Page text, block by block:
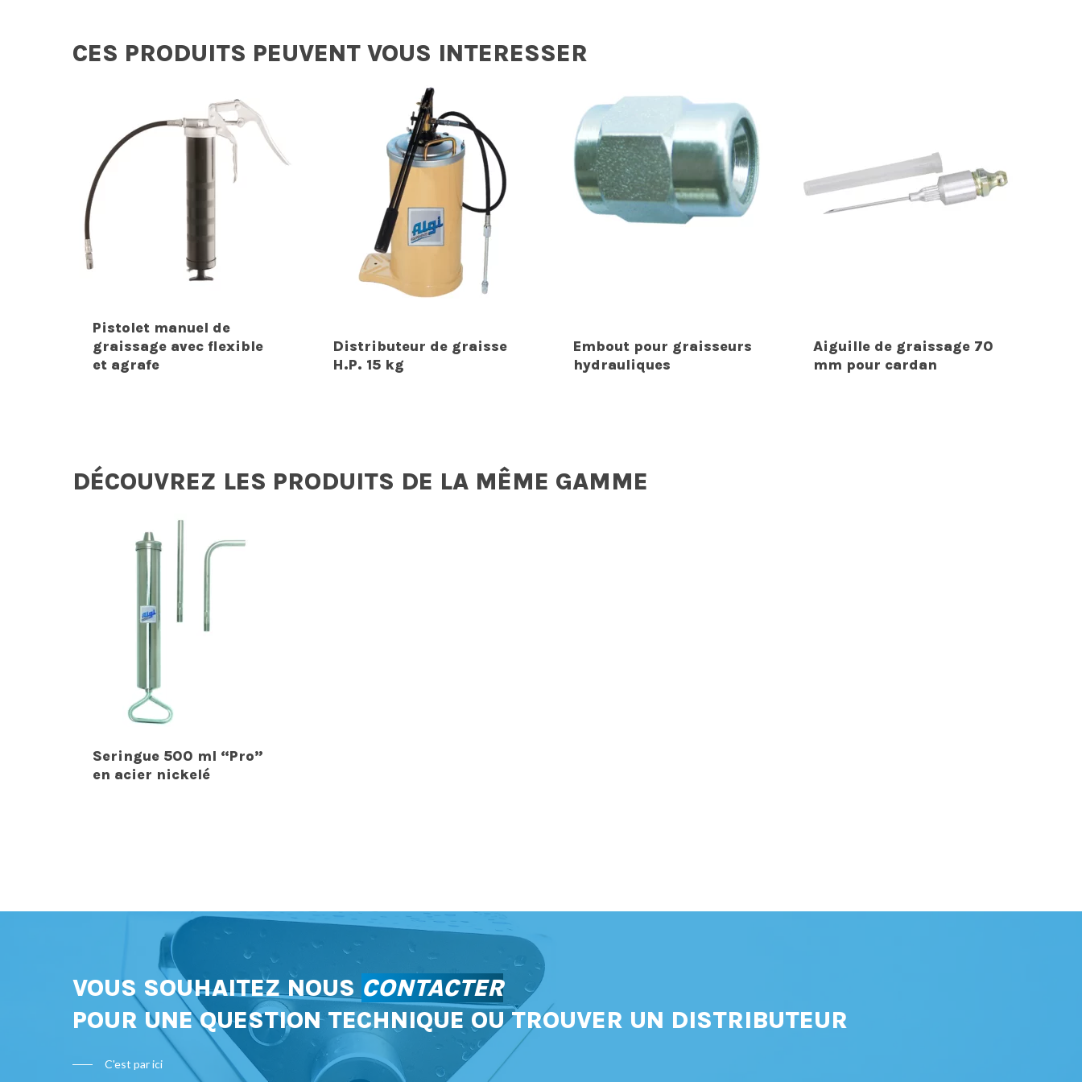
CES PRODUITS PEUVENT VOUS INTERESSER
Pistolet manuel de
graissage avec flexible
et agrafe
Distributeur de graisse
H.P. 15 kg
Embout pour graisseurs
hydrauliques
Aiguille de graissage 70
mm pour cardan
DÉCOUVREZ LES PRODUITS DE LA MÊME GAMME
Seringue 500 ml “Pro”
en acier nickelé
VOUS SOUHAITEZ NOUS CONTACTER
POUR UNE QUESTION TECHNIQUE OU TROUVER UN DISTRIBUTEUR
C'est par ici